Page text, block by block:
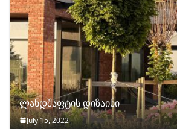
ლანდშაფტის დიზაინი
July 15, 2022